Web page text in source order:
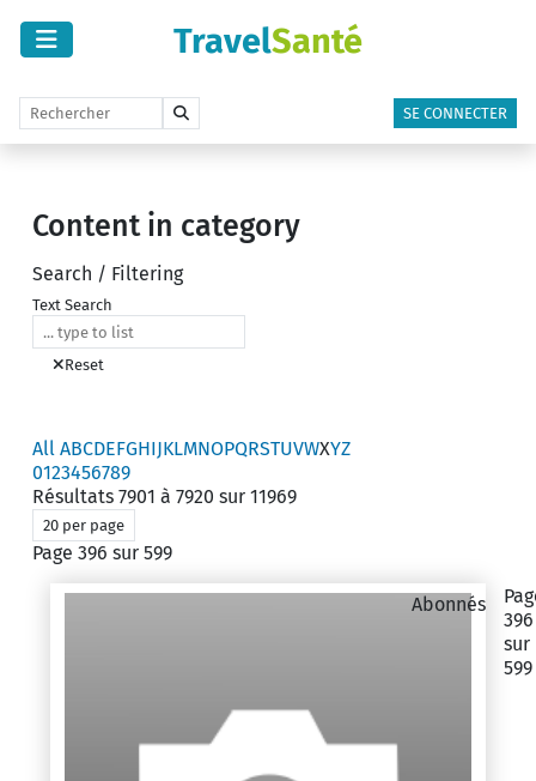
TravelSanté
SE CONNECTER
Content in category
Search / Filtering
Text Search
Reset
All ABCDEFGHIJKLMNOPQRSTUVWXYZ
0123456789
Résultats 7901 à 7920 sur 11969
Page 396 sur 599
Abonnés
396
sur
599